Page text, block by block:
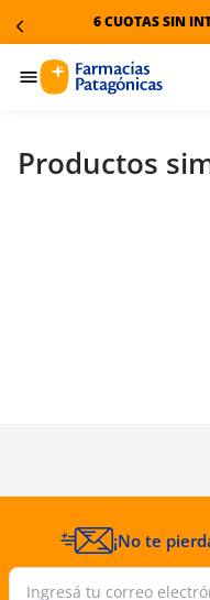
6 CUOTAS SIN
Productos
¡No te